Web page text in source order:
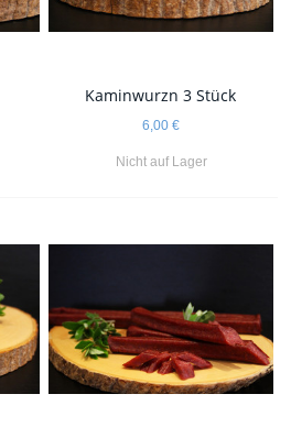
Kaminwurzn 3 Stück
6,00 €
Nicht auf Lager